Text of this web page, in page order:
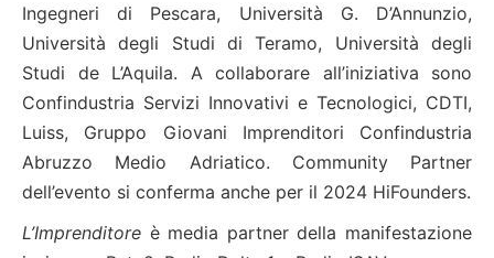
Ingegneri di Pescara, Università G. D’Annunzio,
Università degli Studi di Teramo, Università degli
Studi de L’Aquila. A collaborare all’iniziativa sono
Confindustria Servizi Innovativi e Tecnologici, CDTI,
Luiss, Gruppo Giovani Imprenditori Confindustria
Abruzzo Medio Adriatico. Community Partner
dell’evento si conferma anche per il 2024 HiFounders.
L’Imprenditore è media partner della manifestazione